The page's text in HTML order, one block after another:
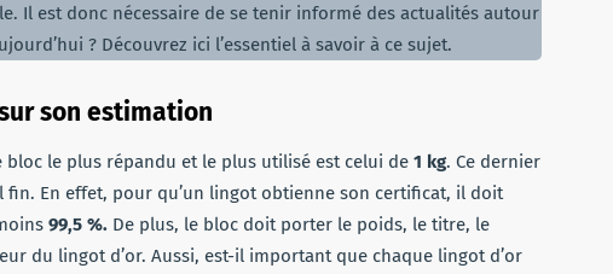
Il est donc nécessaire de se tenir informé des actualités autour
? Découvrez ici l’essentiel à savoir à ce sujet.
son estimation
bloc le plus répandu et le plus utilisé est celui de 1 kg. Ce dernier
fin. En effet, pour qu’un lingot obtienne son certificat, il doit
99,5 %. De plus, le bloc doit porter le poids, le titre, le
du lingot d’or. Aussi, est-il important que chaque lingot d’or